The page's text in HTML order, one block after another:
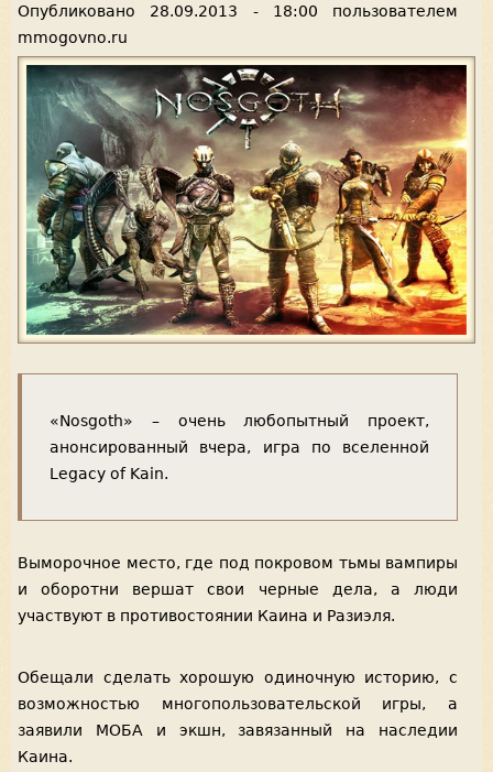
Опубликовано 28.09.2013 - 18:00 пользователем
mmogovno.ru
«Nosgoth» – очень любопытный проект,
анонсированный вчера, игра по вселенной
Legacy of Kain.
Выморочное место, где под покровом тьмы вампиры
и оборотни вершат свои черные дела, а люди
участвуют в противостоянии Каина и Разиэля.
Обещали сделать хорошую одиночную историю, с
возможностью многопользовательской игры, а
заявили МОБА и экшн, завязанный на наследии
Каина.